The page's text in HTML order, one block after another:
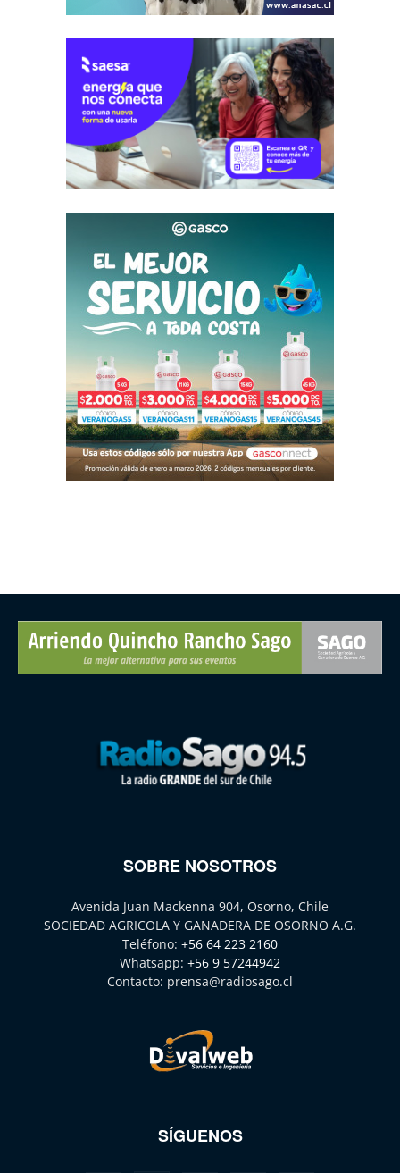
SOBRE NOSOTROS
Avenida Juan Mackenna 904, Osorno, Chile
SOCIEDAD AGRICOLA Y GANADERA DE OSORNO A.G.
Teléfono: +56 64 223 2160
Whatsapp: +56 9 57244942
Contacto: prensa@radiosago.cl
SÍGUENOS